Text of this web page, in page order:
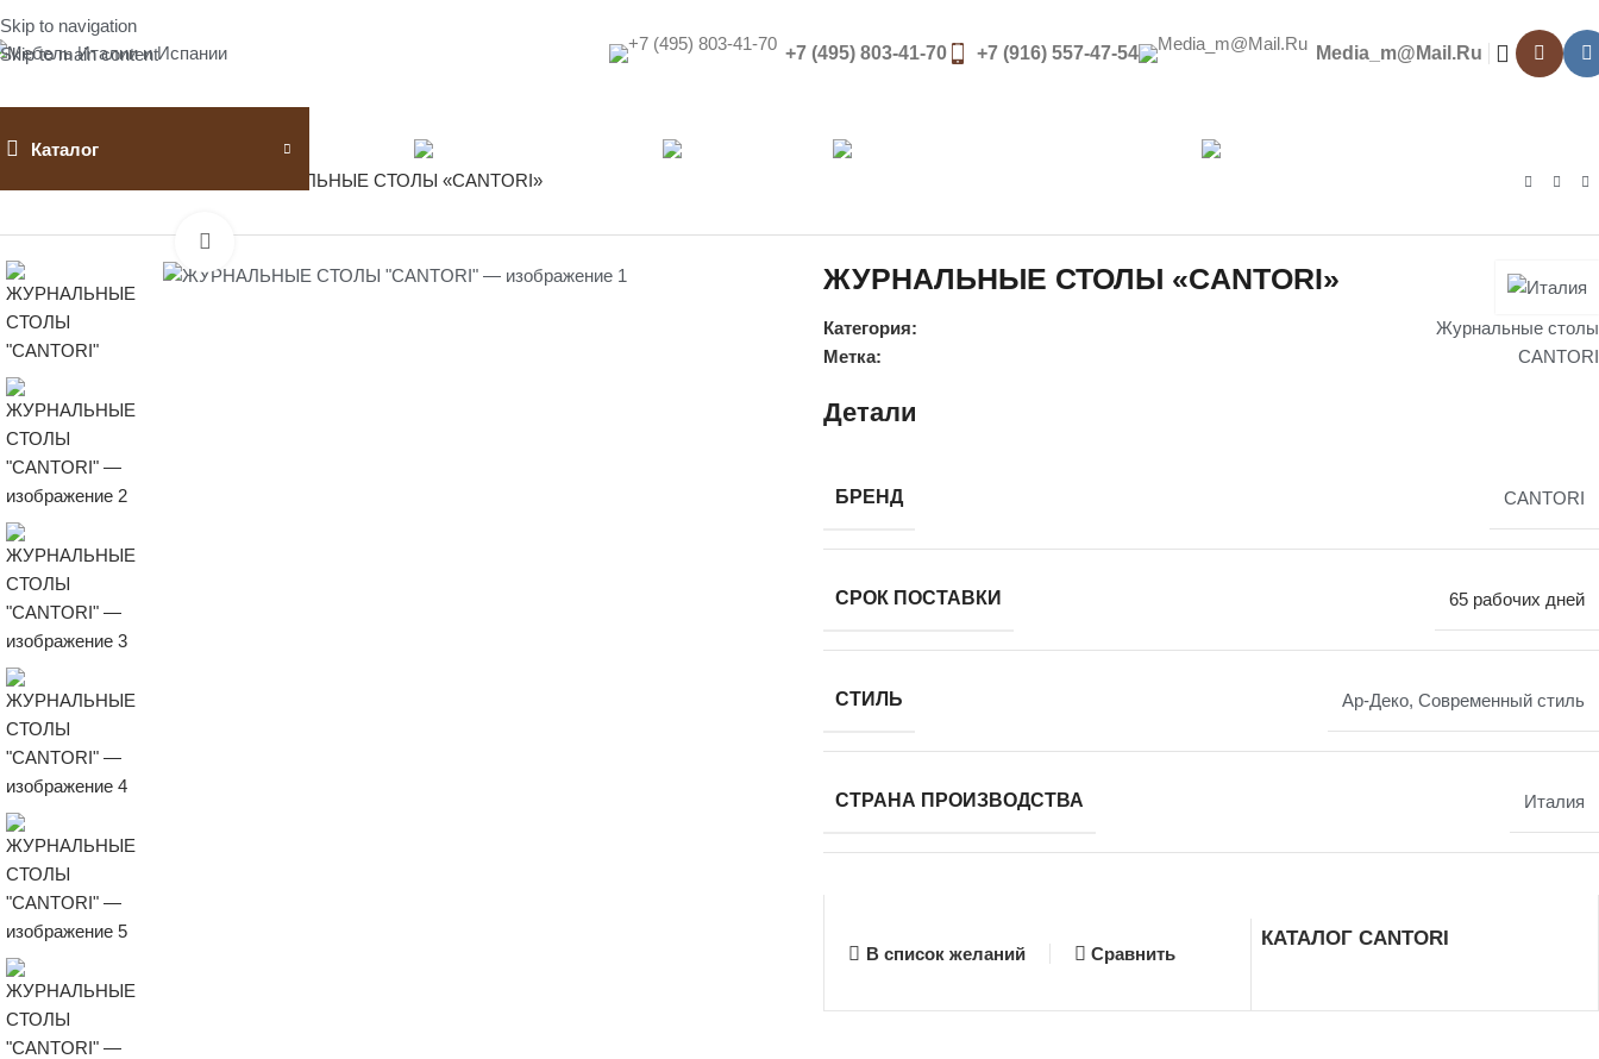
Skip to navigation
Skip to main content
+7 (495) 803-41-70 +7 (916) 557-47-54 Media_m@mail.ru
Каталог
ЖУРНАЛЬНЫЕ СТОЛЫ «CANTORI»
ЖУРНАЛЬНЫЕ СТОЛЫ «CANTORI»
Категория:
Журнальные столы
Метка:
CANTORI
Детали
БРЕНД CANTORI
СРОК ПОСТАВКИ 65 рабочих дней
СТИЛЬ Ар-Деко, Современный стиль
СТРАНА ПРОИЗВОДСТВА Италия
В список желаний Сравнить
КАТАЛОГ CANTORI